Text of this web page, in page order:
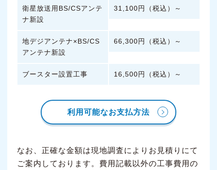
衛星放送用BS/CSアンテ
ナ新設
31,100円（税込）～
地デジアンテナ×BS/CS
アンテナ新設
66,300円（税込）～
ブースター設置工事 16,500円（税込）～
利用可能なお支払方法
なお、正確な金額は現地調査によりお見積りにて
ご案内しております。費用記載以外の工事費用の